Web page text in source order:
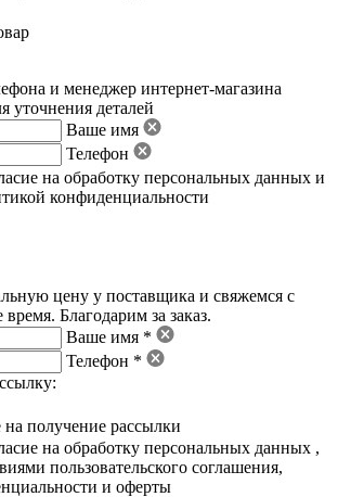
и менеджер интернет-магазина
уточнения деталей
Ваше имя
Телефон
на обработку персональных данных и
конфиденциальности
цену у поставщика и свяжемся с
Благодарим за заказ.
Ваше имя *
Телефон *
на получение рассылки
на обработку персональных данных ,
пользовательского соглашения,
и оферты